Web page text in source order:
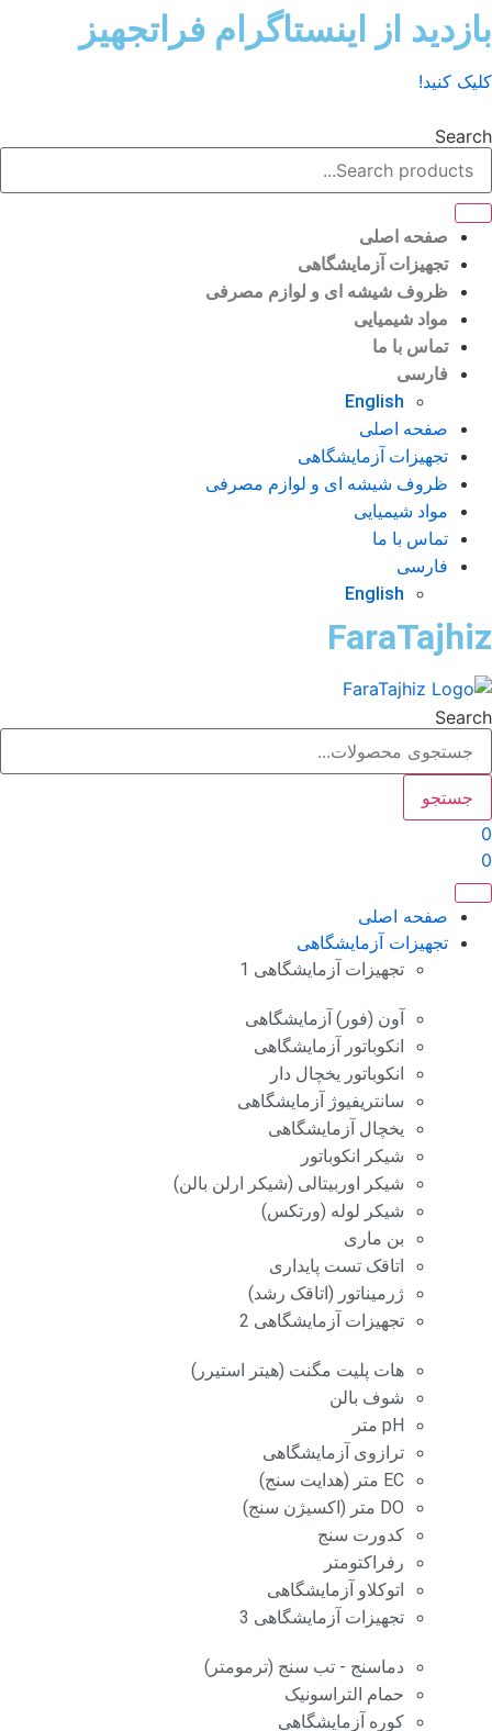
از اینستاگرام فراتجهیز
کنید!
صفحه اصلی
تجهیزات آزمایشگاهی
ظروف شیشه ای و لوازم مصرفی
مواد شیمیایی
تماس با ما
فارسی
English
صفحه اصلی
تجهیزات آزمایشگاهی
ظروف شیشه ای و لوازم مصرفی
مواد شیمیایی
تماس با ما
فارسی
English
جستجو
صفحه اصلی
تجهیزات آزمایشگاهی
تجهیزات آزمایشگاهی 1
آون (فور) آزمایشگاهی
انکوباتور آزمایشگاهی
انکوباتور یخچال دار
سانتریفیوژ آزمایشگاهی
یخچال آزمایشگاهی
شیکر انکوباتور
شیکر اوربیتالی (شیکر ارلن بالن)
شیکر لوله (ورتکس)
بن ماری
اتاقک تست پایداری
ژرمیناتور (اتاقک رشد)
تجهیزات آزمایشگاهی 2
هات پلیت مگنت (هیتر استیرر)
شوف بالن
pH متر
ترازوی آزمایشگاهی
EC متر (هدایت سنج)
DO متر (اکسیژن سنج)
کدورت سنج
رفراکتومتر
اتوکلاو آزمایشگاهی
تجهیزات آزمایشگاهی 3
دماسنج - تب سنج (ترمومتر)
حمام التراسونیک
کوره آزمایشگاهی